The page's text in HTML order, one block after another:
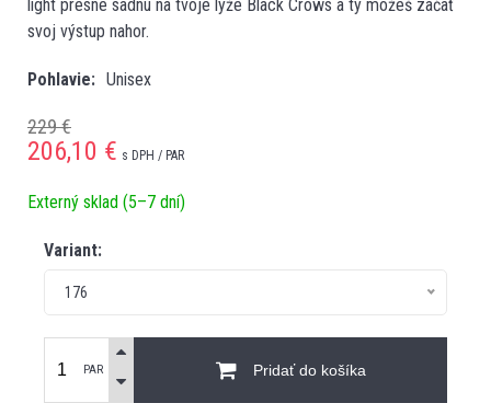
light presne sadnú na tvoje lyže Black Crows a ty môžeš začať
svoj výstup nahor.
Pohlavie Unisex
229 €
206,10 € s DPH / PAR
Externý sklad (5–7 dní)
Variant:
176
PAR Pridať do košíka